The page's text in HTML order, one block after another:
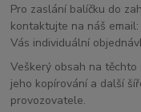
Pro zaslání balíčku do
kontaktujte na náš email:
Vás individuální
Veškerý obsah na
jeho kopírování a další
provozovatele.